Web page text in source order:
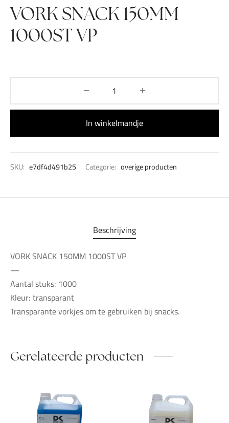
VORK SNACK 150MM
1000ST VP
In winkelmandje
SKU: e7df4d491b25 Categorie: overige producten
Beschrijving
VORK SNACK 150MM 1000ST VP
—
Aantal stuks: 1000
Kleur: transparant
Transparante vorkjes om te gebruiken bij snacks.
Gerelateerde producten